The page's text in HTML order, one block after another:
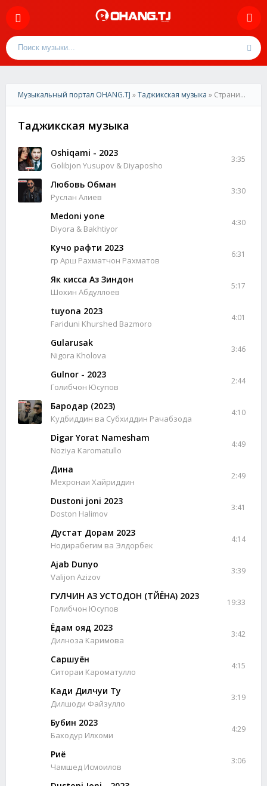
Музыкальный портал OHANG.TJ »Таджикская музыка » Страница 8
Таджикская музыка
Oshiqami - 2023
Golibjon Yusupov & Diyaposho
3:35
Любовь Обман
Руслан Алиев
3:30
Medoni yone
Diyora & Bakhtiyor
4:30
Кучо рафти 2023
гр Арш Рахматчон Рахматов
6:31
Як кисса Аз Зиндон
Шохин Абдуллоев
5:17
tuyona 2023
Fariduni Khurshed Bazmoro
4:01
Gularusak
Nigora Kholova
3:46
Gulnor - 2023
Голибчон Юсупов
2:44
Бародар (2023)
Кудбиддин ва Субхиддин Рачабзода
4:10
Digar Yorat Namesham
Noziya Karomatullo
4:49
Дина
Мехронаи Хайриддин
2:49
Dustoni joni 2023
Doston Halimov
3:41
Дустат Дорам 2023
Нодирабегим ва Элдорбек
4:14
Ajab Dunyo
Valijon Azizov
3:39
ГУЛЧИН АЗ УСТОДОН (ТӮЙЁНА) 2023
Голибчон Юсупов
19:33
Ёдам ояд 2023
Дилноза Каримова
3:42
Саршуён
Ситораи Кароматулло
4:15
Кади Дилчуи Ту
Дилшоди Файзулло
3:19
Бубин 2023
Баходур Илхоми
4:29
Риё
Чамшед Исмоилов
3:06